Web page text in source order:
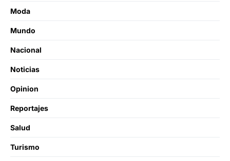
Moda
Mundo
Nacional
Noticias
Opinion
Reportajes
Salud
Turismo